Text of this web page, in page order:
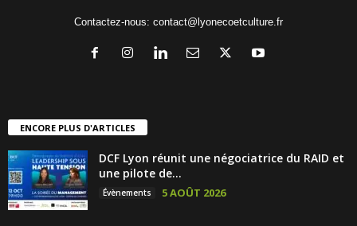
Contactez-nous: contact@lyonecoetculture.fr
ENCORE PLUS D'ARTICLES
DCF Lyon réunit une négociatrice du RAID et
une pilote de...
Évènements 5 AOÛT 2026